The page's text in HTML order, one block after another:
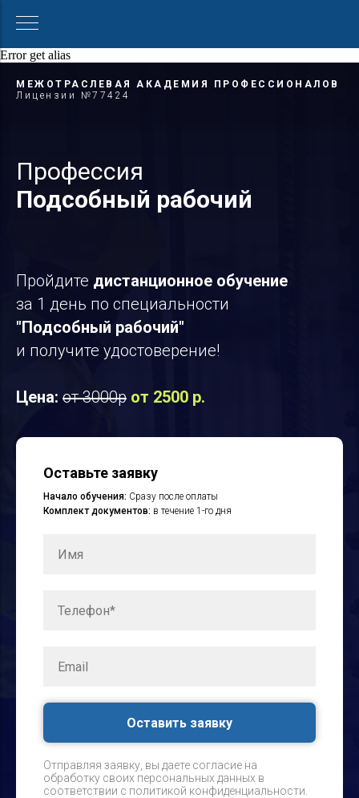
Error get alias
МЕЖОТРАСЛЕВАЯ АКАДЕМИЯ ПРОФЕССИОНАЛОВ
Лицензии №77424
Профессия
Подсобный рабочий
Пройдите дистанционное обучение
за 1 день по специальности
"Подсобный рабочий"
и получите удостоверение!
Цена: от 3000р от 2500 р.
Оставьте заявку
Начало обучения: Сразу после оплаты
Комплект документов: в течение 1-го дня
Оставить заявку
Отправляя заявку, вы даете согласие на
обработку своих персональных данных в
соответствии с политикой конфиденциальности.